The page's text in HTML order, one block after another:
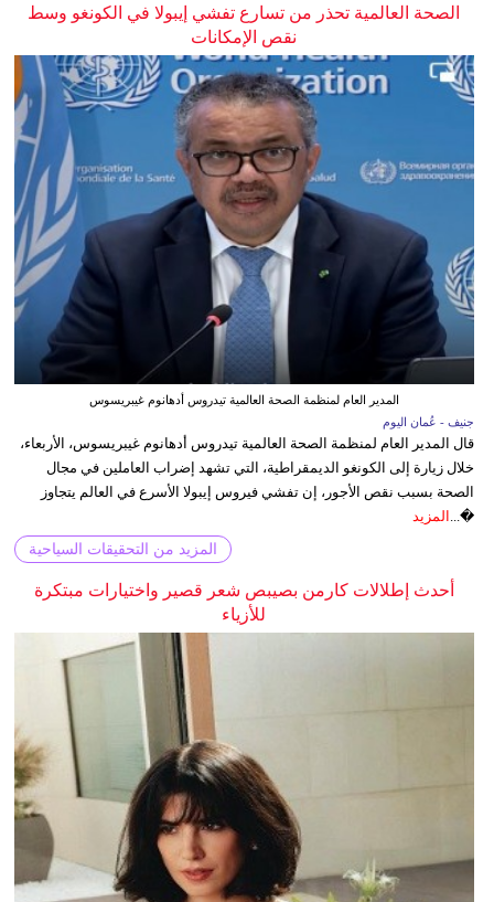
الصحة العالمية تحذر من تسارع تفشي إيبولا في الكونغو وسط
نقص الإمكانات
المدير العام لمنظمة الصحة العالمية تيدروس أدهانوم غيبريسوس
جنيف - عُمان اليوم
قال المدير العام لمنظمة الصحة العالمية تيدروس أدهانوم غيبريسوس، الأربعاء،
خلال زيارة إلى الكونغو الديمقراطية، التي تشهد إضراب العاملين في مجال
الصحة بسبب نقص الأجور، إن تفشي فيروس إيبولا الأسرع في العالم يتجاوز
�... المزيد
المزيد من التحقيقات السياحية
أحدث إطلالات كارمن بصيبص شعر قصير واختيارات مبتكرة
للأزياء